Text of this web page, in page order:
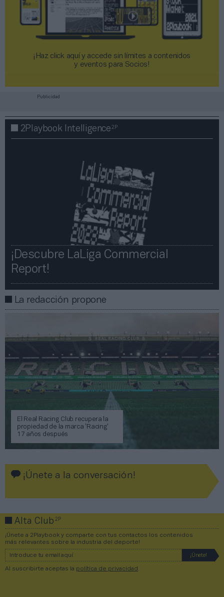
¡Haz click aquí y accede sin límites a contenidos
y eventos para Socios!​​​​​​​
Publicidad
2Playbook Intelligence2P
¡Descubre LaLiga Commercial
Report!​​
La redacción propone
El Real Racing Club recupera la
propiedad de la marca ‘Racing’
17 años después
¡Únete a la conversación!
Alta Club2P
¡Únete a 2Playbook y comparte con tus contactos los contenidos
más relevantes sobre la industria del deporte!
Al suscribirte aceptas la política de privacidad .